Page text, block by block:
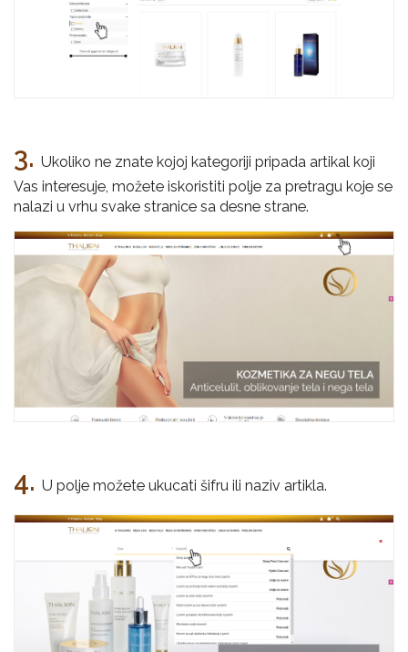
3. Ukoliko ne znate kojoj kategoriji pripada artikal koji
Vas interesuje, možete iskoristiti polje za pretragu koje se
nalazi u vrhu svake stranice sa desne strane.
4. U polje možete ukucati šifru ili naziv artikla.